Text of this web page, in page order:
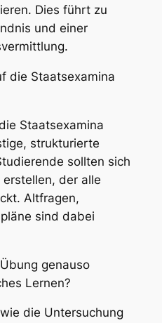
Dies führt zu
und einer
die Staatsexamina
Staatsexamina
strukturierte
sollten sich
der alle
Altfragen,
sind dabei
genauso
Lernen?
die Untersuchung